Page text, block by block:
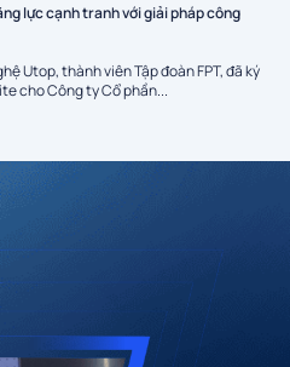
lực cạnh tranh với giải pháp công
Utop, thành viên Tập đoàn FPT, đã ký
cho Công ty Cổ phần...